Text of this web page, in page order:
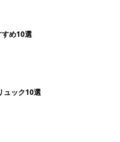
め10選
ュック10選